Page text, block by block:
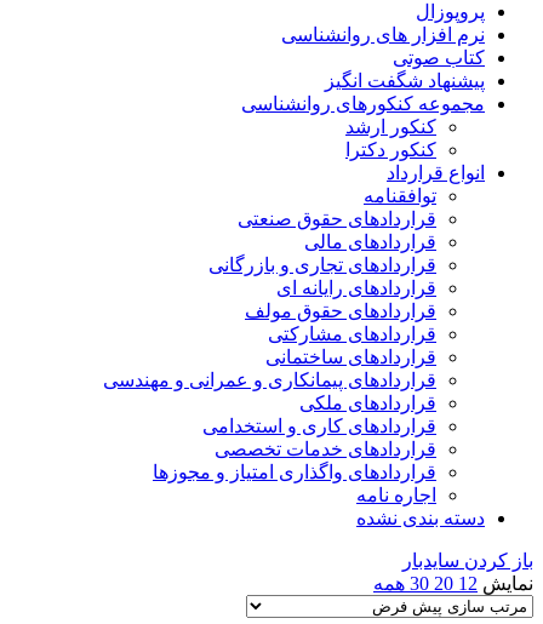
پروپوزال
نرم افزار های روانشناسی
کتاب صوتی
پیشنهاد شگفت انگیز
مجموعه کنکورهای روانشناسی
کنکور ارشد
کنکور دکترا
انواع قرارداد
توافقنامه
قراردادهای حقوق صنعتی
قراردادهای مالی
قراردادهای تجاری و بازرگانی
قراردادهای رایانه ای
قراردادهای حقوق مولف
قراردادهای مشارکتی
قراردادهای ساختمانی
قراردادهای پیمانکاری و عمرانی و مهندسی
قراردادهای ملکی
قراردادهای کاری و استخدامی
قراردادهای خدمات تخصصی
قراردادهای واگذاری امتیاز و مجوزها
اجاره نامه
دسته بندی نشده
باز کردن سایدبار
نمایش 12
20
30 همه